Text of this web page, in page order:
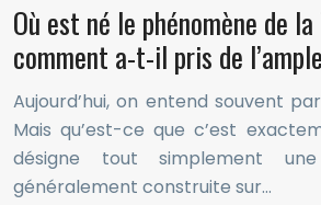
Où est né le phénomène de
comment a-t-il pris de
Aujourd’hui, on entend souvent
Mais qu’est-ce que c’est
désigne tout simplement
généralement construite sur…